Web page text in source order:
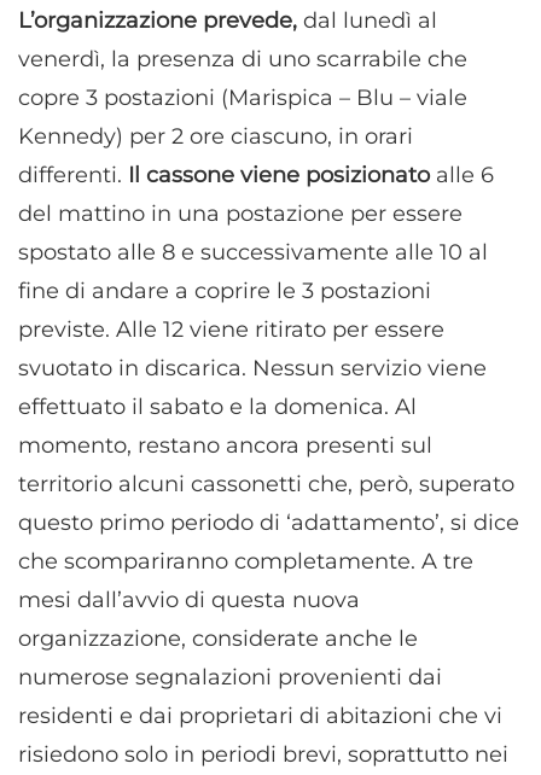
L’organizzazione prevede, dal lunedì al
venerdì, la presenza di uno scarrabile che
copre 3 postazioni (Marispica – Blu – viale
Kennedy) per 2 ore ciascuno, in orari
differenti. Il cassone viene posizionato alle 6
del mattino in una postazione per essere
spostato alle 8 e successivamente alle 10 al
fine di andare a coprire le 3 postazioni
previste. Alle 12 viene ritirato per essere
svuotato in discarica. Nessun servizio viene
effettuato il sabato e la domenica. Al
momento, restano ancora presenti sul
territorio alcuni cassonetti che, però, superato
questo primo periodo di ‘adattamento’, si dice
che scompariranno completamente. A tre
mesi dall’avvio di questa nuova
organizzazione, considerate anche le
numerose segnalazioni provenienti dai
residenti e dai proprietari di abitazioni che vi
risiedono solo in periodi brevi, soprattutto nei